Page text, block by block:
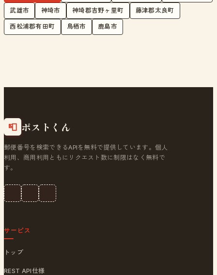
武雄市 神埼市 神埼郡吉野ヶ里町 藤津郡太良町
西松浦郡有田町 鳥栖市 鹿島市
📮 ポストくん
郵便番号を検索できるAPIを無料で提供しています。個人
利用、商用利用ともにリクエスト数に制限はなく無料で
す。
サービス
トップ
REST API仕様